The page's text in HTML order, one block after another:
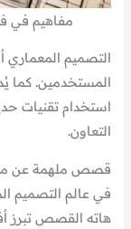
مفاهيم في
التصميم
المستخدمين. كما
التعاون.
قصص ملهمة عن
في عالم التصميم
هاته القصص تبرز